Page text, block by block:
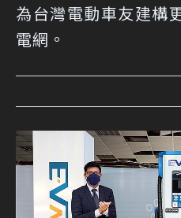
為台灣電動車友建構
電網。